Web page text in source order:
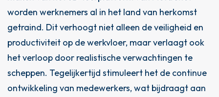
worden werknemers al in het land van herkomst
getraind. Dit verhoogt niet alleen de veiligheid en
productiviteit op de werkvloer, maar verlaagt ook
het verloop door realistische verwachtingen te
scheppen. Tegelijkertijd stimuleert het de continue
ontwikkeling van medewerkers, wat bijdraagt aan